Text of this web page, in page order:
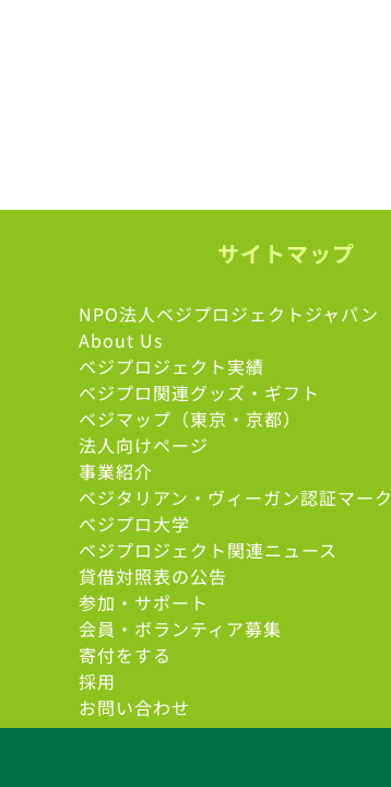
サイトマップ
NPO法人ベジプロジェクトジャパン
About Us
ベジプロジェクト実績
ベジプロ関連グッズ・ギフト
ベジマップ（東京・京都）
法人向けページ
事業紹介
ベジタリアン・ヴィーガン認証マーク
べジプロ大学
ベジプロジェクト関連ニュース
貸借対照表の公告
参加・サポート
会員・ボランティア募集
寄付をする
採用
お問い合わせ